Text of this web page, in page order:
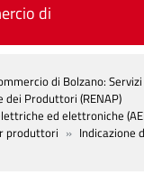
di
di Bolzano: Servizi
dei Produttori (RENAP)
ed elettroniche
produttori
Indicazione